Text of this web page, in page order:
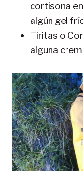
cortisona
algún gel
Tiritas o
alguna